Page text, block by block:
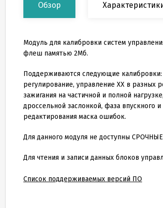
Обзор
Модуль для калибровки систем
флеш памятью 2Мб.
Поддерживаются следующие калибровки:
регулирование, управление ХХ в
зажигания на частичной и полной
дроссельной заслонкой, фаза впускного
редактирования маска ошибок.
Для данного модуля не доступны
Для чтения и записи данных блоков
Список поддерживаемых версий ПО